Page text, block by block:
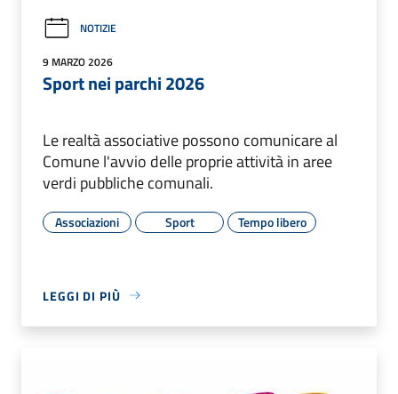
NOTIZIE
9 MARZO 2026
Sport nei parchi 2026
Le realtà associative possono comunicare al
Comune l'avvio delle proprie attività in aree
verdi pubbliche comunali.
Associazioni Sport Tempo libero
LEGGI DI PIÙ